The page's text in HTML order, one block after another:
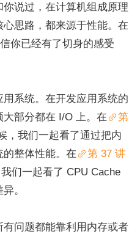
说过，在计算机组成原理
思路，都来源于性能。在
你已经有了切身的感受
系统。在开发应用系统的
部分都在 I/O 上。在
第
，我们一起看了通过把内
整体性能。在
第 37 讲
们一起看了 CPU Cache
。
问题都能靠利用内存或者